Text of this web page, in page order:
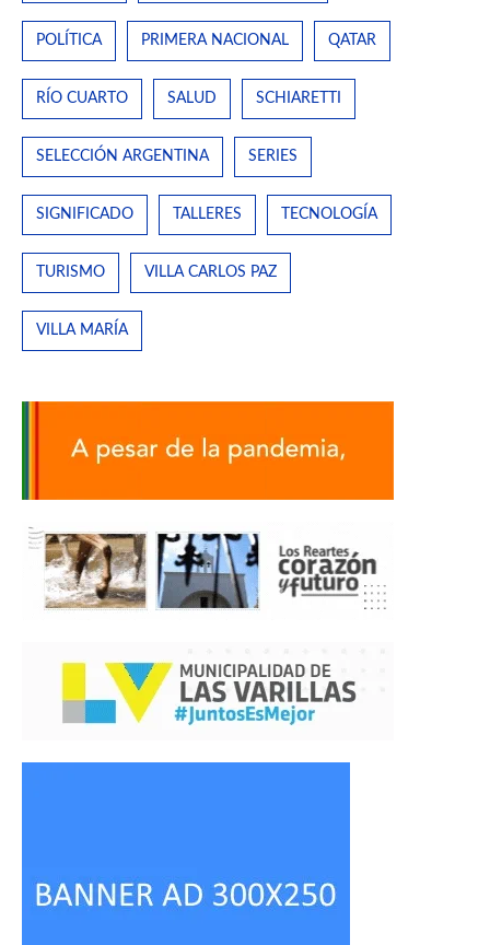
POLÍTICA PRIMERA NACIONAL QATAR
RÍO CUARTO SALUD SCHIARETTI
SELECCIÓN ARGENTINA SERIES
SIGNIFICADO TALLERES TECNOLOGÍA
TURISMO VILLA CARLOS PAZ
VILLA MARÍA